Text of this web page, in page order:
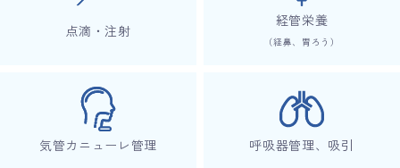
点滴・注射
経管栄養
（経鼻、胃ろう）
気管カニューレ管理 呼吸器管理、吸引